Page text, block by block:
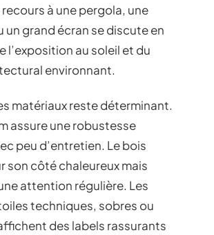
recours à une pergola, une
un grand écran se discute en
l’exposition au soleil et du
environnant.
matériaux reste déterminant.
assure une robustesse
peu d’entretien. Le bois
son côté chaleureux mais
attention régulière. Les
techniques, sobres ou
des labels rassurants